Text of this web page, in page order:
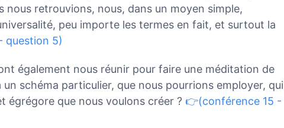
nous retrouvions, nous, dans un moyen simple,
peu importe les termes en fait, et surtout la
question 5)
également nous réunir pour faire une méditation de
schéma particulier, que nous pourrions employer, qui
égrégore que nous voulons créer ? 👉(conférence 15 -